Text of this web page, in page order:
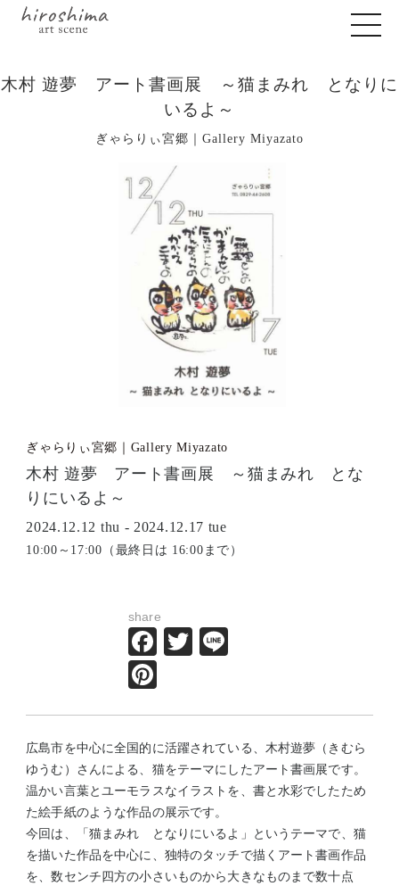
木村 遊夢 アート書画展 ～猫まみれ となりに
いるよ～
ぎゃらりぃ宮郷｜Gallery Miyazato
ぎゃらりぃ宮郷｜Gallery Miyazato
木村 遊夢 アート書画展 ～猫まみれ とな
りにいるよ～
2024.12.12 thu - 2024.12.17 tue
10:00～17:00（最終日は 16:00まで）
share
Facebook
Twitter
広島市を中心に全国的に活躍されている、木村遊夢（きむら
ゆうむ）さんによる、猫をテーマにしたアート書画展です。
温かい言葉とユーモラスなイラストを、書と水彩でしたため
た絵手紙のような作品の展示です。
今回は、「猫まみれ となりにいるよ」というテーマで、猫
を描いた作品を中心に、独特のタッチで描くアート書画作品
を、数センチ四方の小さいものから大きなものまで数十点